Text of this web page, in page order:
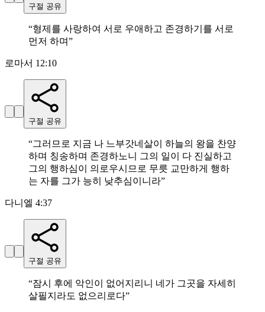
구절 공유
“형제를 사랑하여 서로 우애하고 존경하기를 서로
먼저 하며”
로마서 12:10
구절 공유
“그러므로 지금 나 느부갓네살이 하늘의 왕을 찬양
하며 칭송하며 존경하노니 그의 일이 다 진실하고
그의 행하심이 의로우시므로 무릇 교만하게 행하
는 자를 그가 능히 낮추심이니라”
다니엘 4:37
구절 공유
“잠시 후에 악인이 없어지리니 네가 그곳을 자세히
살필지라도 없으리로다”